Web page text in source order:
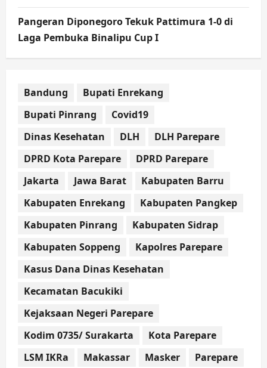
Pangeran Diponegoro Tekuk Pattimura 1-0 di
Laga Pembuka Binalipu Cup I
Bandung
Bupati Enrekang
Bupati Pinrang
Covid19
Dinas Kesehatan
DLH
DLH Parepare
DPRD Kota Parepare
DPRD Parepare
Jakarta
Jawa Barat
Kabupaten Barru
Kabupaten Enrekang
Kabupaten Pangkep
Kabupaten Pinrang
Kabupaten Sidrap
Kabupaten Soppeng
Kapolres Parepare
Kasus Dana Dinas Kesehatan
Kecamatan Bacukiki
Kejaksaan Negeri Parepare
Kodim 0735/ Surakarta
Kota Parepare
LSM IKRa
Makassar Masker Parepare